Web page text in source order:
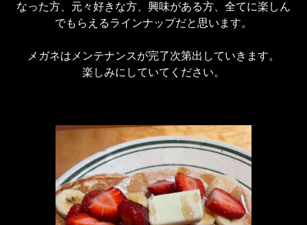
なった方、元々好きな方、興味がある方、全てに楽しん
でもらえるラインナップだと思います。
メガネはメンテナンスが完了次第出していきます。
楽しみにしていてください。